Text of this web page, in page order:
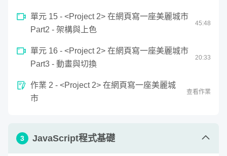
第一階段：將 HTML/CSS 融會貫通，輕
鬆入門順暢進階sass/pug
在課程的開頭，除了講解如何製作網頁，更是要傳授如何用
新可愛的範例，帶領大家將網頁開發的基本功 HTML/CSS
單元 15 - <Project 2> 在網頁寫一座美麗城市
Part2 - 架構與上色
45:48
單元 16 - <Project 2> 在網頁寫一座美麗城市
Part3 - 動畫與切換
20:33
作業 2 - <Project 2> 在網頁寫一座美麗城
市
查看作業
3 JavaScript程式基礎